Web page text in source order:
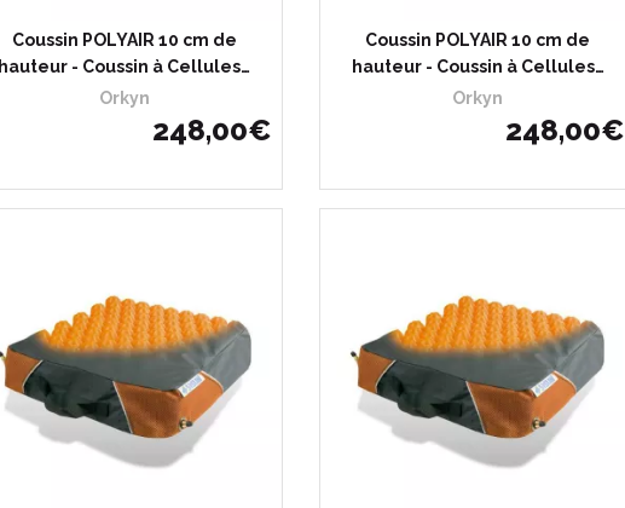
Coussin POLYAIR 10 cm de
hauteur - Coussin à Cellules…
Orkyn
248,00€
Coussin POLYAIR 10 cm de
hauteur - Coussin à Cellules…
Orkyn
248,00€